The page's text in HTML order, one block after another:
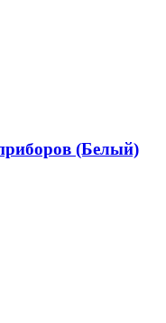
(Белый)